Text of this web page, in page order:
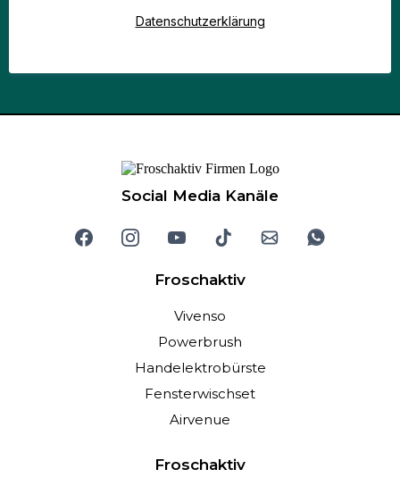
Datenschutzerklärung
Social Media Kanäle
Froschaktiv
Vivenso
Powerbrush
Handelektrobürste
Fensterwischset
Airvenue
Froschaktiv